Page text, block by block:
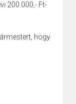
200.000,- Ft-
hogy